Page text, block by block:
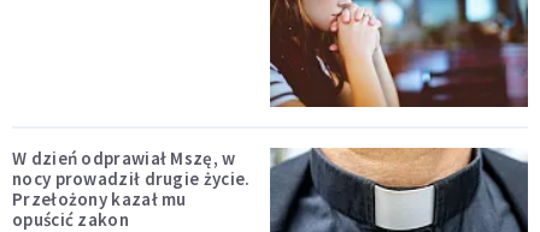
W dzień odprawiał Mszę, w
nocy prowadził drugie życie.
Przełożony kazał mu
opuścić zakon